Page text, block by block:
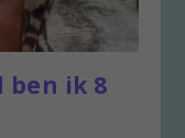
ben ik 8